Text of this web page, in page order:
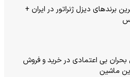
برندهای دیزل ژنراتور در ایران +
بی‌ اعتمادی در خرید و فروش
ماشین